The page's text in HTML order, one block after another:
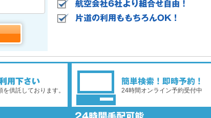
供託しております。 24時間オンライン予約受付中